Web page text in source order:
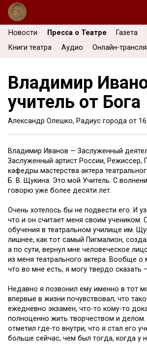
Новости Пресса о Театре Газета
Книги театра
Аудио Онлайн-
Владимир
учитель от Бога
Александр Олешко, Радиус города от
Владимир Иванов — Заслуженный
Заслуженный артист России, Режиссер,
кафедры мастерства актера
Б. В. Щукина. Это мой Учитель. С
говорю уже более десяти лет.
Очень хотелось бы не подвести его. И
что и он считает меня своим учеником.
обучения в театральном училище им.
лишнее, как тот самый Пигмалион,
а по сути, вернул мне человеческое
из меня театрального актера. Вообще
что во мне есть, я могу твердо сказать
Недавно я позвонил ему именно в тот
впервые в жизни почувствовал, что
ежедневно экзамен, что-то кому-то
полноценно жить творчеством и
отметил где-то внутри, что я стал его
больше сейчас, чем был тогда, когда у